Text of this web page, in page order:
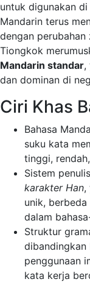
untuk digunakan
Mandarin terus
dengan
Tiongkok
Mandarin standar,
dan dominan di
Ciri Khas
Bahasa
suku kata
tinggi,
Sistem
karakter Han,
unik,
dalam
Struktur
dibandingkan
penggunaan
kata kerja